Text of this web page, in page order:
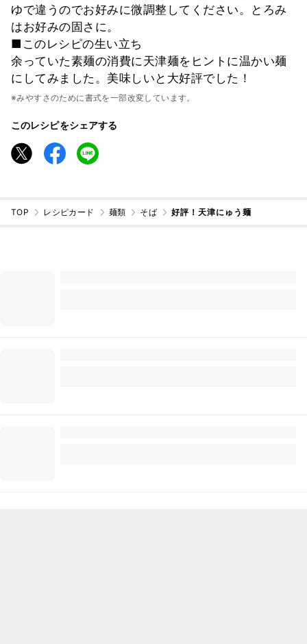
ゆで違うのでお好みに微調整してください。とろみ
はお好みの固さに。
■このレシピの生い立ち
余っていた素麺の消費に天津麺をヒントに温かい麺
にしてみました。美味しいと大好評でした！
※みやすさのために書式を一部改変しています。
このレシピをシェアする
TOP レシピカード 麺類 そば 好評！天津にゅう麺